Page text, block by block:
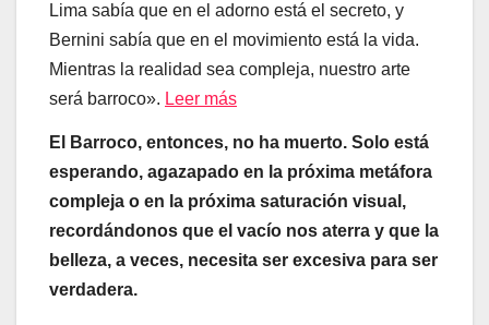
Lima sabía que en el adorno está el secreto, y
Bernini sabía que en el movimiento está la vida.
Mientras la realidad sea compleja, nuestro arte
será barroco». Leer más
El Barroco, entonces, no ha muerto. Solo está
esperando, agazapado en la próxima metáfora
compleja o en la próxima saturación visual,
recordándonos que el vacío nos aterra y que la
belleza, a veces, necesita ser excesiva para ser
verdadera.